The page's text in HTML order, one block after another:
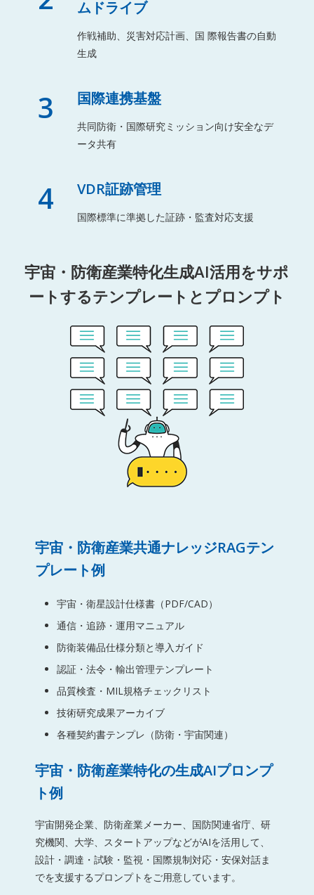
ムドライブ
作戦補助、災害対応計画、国 際報告書の自動
生成
3 国際連携基盤
共同防衛・国際研究ミッション向け安全なデ
ータ共有
4 VDR証跡管理
国際標準に準拠した証跡・監査対応支援
宇宙・防衛産業特化生成AI活用をサポ
ートするテンプレートとプロンプト
宇宙・防衛産業共通ナレッジRAGテン
プレート例
宇宙・衛星設計仕様書（PDF/CAD）
通信・追跡・運用マニュアル
防衛装備品仕様分類と導入ガイド
認証・法令・輸出管理テンプレート
品質検査・MIL規格チェックリスト
技術研究成果アーカイブ
各種契約書テンプレ（防衛・宇宙関連）
宇宙・防衛産業特化の生成AIプロンプ
ト例
宇宙開発企業、防衛産業メーカー、国防関連省庁、研
究機関、大学、スタートアップなどがAIを活用して、
設計・調達・試験・監視・国際規制対応・安保対話ま
でを支援するプロンプトをご用意しています。